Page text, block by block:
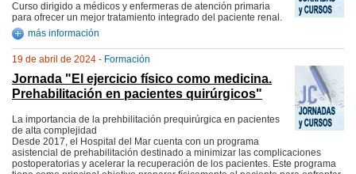
Curso dirigido a médicos y enfermeras de atención primaria
para ofrecer un mejor tratamiento integrado del paciente renal.
más información
19 de abril de 2024 - Formación
Jornada "El ejercicio físico como medicina.
Prehabilitación en pacientes quirúrgicos"
La importancia de la prehbilitación prequirúrgica en pacientes
de alta complejidad
Desde 2017, el Hospital del Mar cuenta con un programa
asistencial de prehabilitación destinado a minimizar las complicaciones
postoperatorias y acelerar la recuperación de los pacientes. Este programa